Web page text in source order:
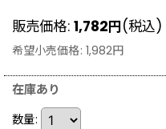
販売価格: 1,782円(税込)
希望小売価格: 1,982円
在庫あり
数量: